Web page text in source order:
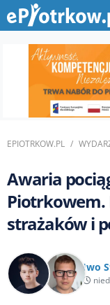
EPIOTRKOW.PL
Awaria
Piotrkowem.
strażaków i
Iwo